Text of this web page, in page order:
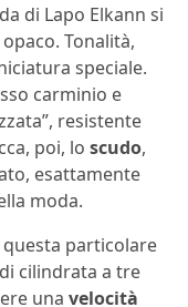
di Lapo Elkann si
Tonalità,
speciale.
carminio e
resistente
poi, lo scudo,
esattamente
moda.
questa particolare
cilindrata a tre
una velocità